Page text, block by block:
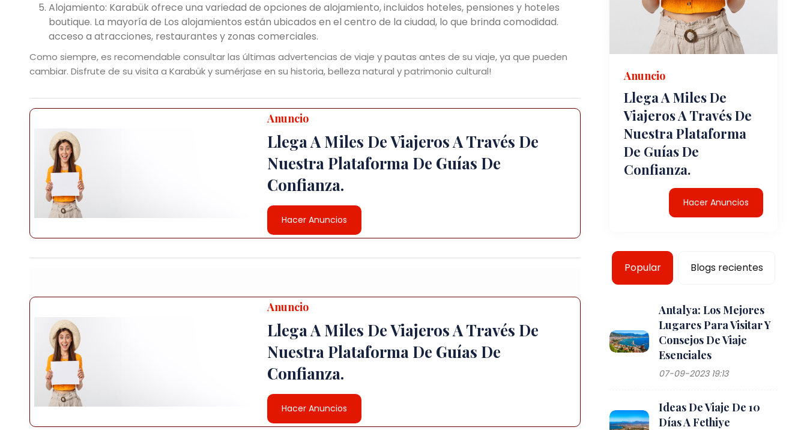
Alojamiento: Karabük ofrece una variedad de opciones de alojamiento, incluidos hoteles, pensiones y hoteles
boutique. La mayoría de Los alojamientos están ubicados en el centro de la ciudad, lo que brinda comodidad.
acceso a atracciones, restaurantes y zonas comerciales.
Como siempre, es recomendable consultar las últimas advertencias de viaje y pautas antes de su viaje, ya que pueden
cambiar. Disfrute de su visita a Karabük y sumérjase en su historia, belleza natural y patrimonio cultural!
Anuncio
Llega A Miles De Viajeros A Través De
Nuestra Plataforma De Guías De
Confianza.
Hacer Anuncios
Anuncio
Llega A Miles De Viajeros A Través De
Nuestra Plataforma De Guías De
Confianza.
Hacer Anuncios
Anuncio
Llega A Miles De
Viajeros A Través De
Nuestra Plataforma
De Guías De
Confianza.
Hacer Anuncios
Popular Blogs recientes
Antalya: Los Mejores
Lugares Para Visitar Y
Consejos De Viaje
Esenciales
07-09-2023 19:13
Ideas De Viaje De 10
Días A Fethiye